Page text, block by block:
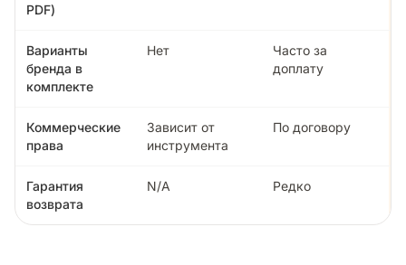
PDF)
Варианты
бренда в
комплекте
Нет
Часто за
доплату
Коммерческие
права
Зависит от
инструмента
По договору
Гарантия
возврата
N/A Редко